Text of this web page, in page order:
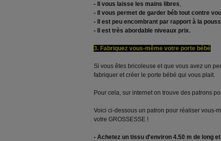
- Il vous laisse les mains libres,
- Il vous permet de garder béb tout contre
- Il est peu encombrant par rapport à la
- Il est très abordable niveaux prix.
3. Fabriquez vous-même votre porte bébé
Si vous êtes bricoleuse et que vous avez un
fabriquer et créer le porte bébé qui vous plait.
Pour cela, sur internet on trouve des patrons
Voici ci-dessous un patron pour réaliser vous-
votre GROSSESSE !
- Achetez un tissu d'environ 4.50 m de long